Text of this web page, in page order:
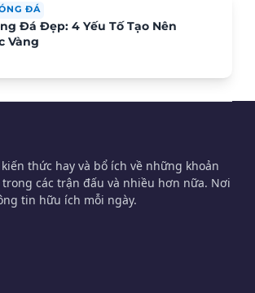
ĐÁ
Đá Đẹp: 4 Yếu Tố Tạo Nên
Vàng
thức hay và bổ ích về những khoản
các trận đấu và nhiều hơn nữa. Nơi
tin hữu ích mỗi ngày.